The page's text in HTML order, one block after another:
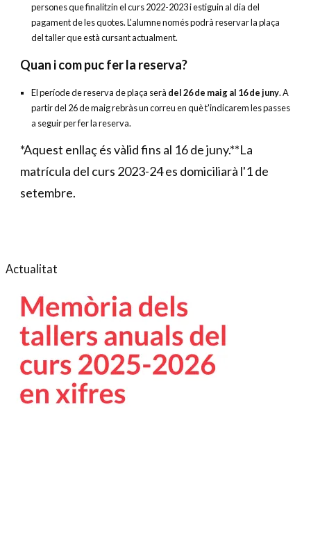
persones que finalitzin el curs 2022-2023 i estiguin al dia del
pagament de les quotes. L'alumne només podrà reservar la plaça
del taller que està cursant actualment.
Quan i com puc fer la reserva?
El període de reserva de plaça serà del 26 de maig al 16 de juny. A
partir del 26 de maig rebràs un correu en què t'indicarem les passes
a seguir per fer la reserva.
*Aquest enllaç és vàlid fins al 16 de juny.**La
matrícula del curs 2023-24 es domiciliarà l'1 de
setembre.
Actualitat